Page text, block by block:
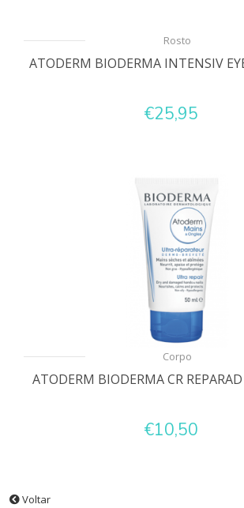
Rosto
ATODERM BIODERMA INTENSIV
€25,95
Corpo
ATODERM BIODERMA CR
€10,50
Voltar